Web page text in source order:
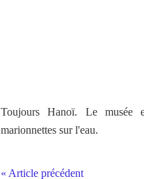
Toujours Hanoï. Le musée
marionnettes sur l'eau.
« Article précédent